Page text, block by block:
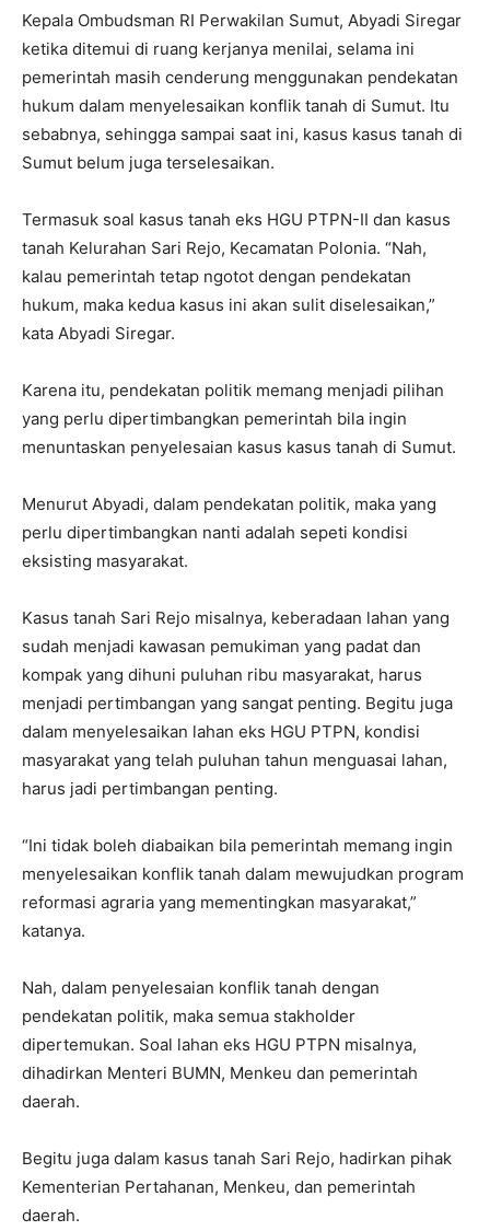
Kepala Ombudsman RI Perwakilan Sumut, Abyadi Siregar
ketika ditemui di ruang kerjanya menilai, selama ini
pemerintah masih cenderung menggunakan pendekatan
hukum dalam menyelesaikan konflik tanah di Sumut. Itu
sebabnya, sehingga sampai saat ini, kasus kasus tanah di
Sumut belum juga terselesaikan.
Termasuk soal kasus tanah eks HGU PTPN-II dan kasus
tanah Kelurahan Sari Rejo, Kecamatan Polonia. “Nah,
kalau pemerintah tetap ngotot dengan pendekatan
hukum, maka kedua kasus ini akan sulit diselesaikan,”
kata Abyadi Siregar.
Karena itu, pendekatan politik memang menjadi pilihan
yang perlu dipertimbangkan pemerintah bila ingin
menuntaskan penyelesaian kasus kasus tanah di Sumut.
Menurut Abyadi, dalam pendekatan politik, maka yang
perlu dipertimbangkan nanti adalah sepeti kondisi
eksisting masyarakat.
Kasus tanah Sari Rejo misalnya, keberadaan lahan yang
sudah menjadi kawasan pemukiman yang padat dan
kompak yang dihuni puluhan ribu masyarakat, harus
menjadi pertimbangan yang sangat penting. Begitu juga
dalam menyelesaikan lahan eks HGU PTPN, kondisi
masyarakat yang telah puluhan tahun menguasai lahan,
harus jadi pertimbangan penting.
“Ini tidak boleh diabaikan bila pemerintah memang ingin
menyelesaikan konflik tanah dalam mewujudkan program
reformasi agraria yang mementingkan masyarakat,”
katanya.
Nah, dalam penyelesaian konflik tanah dengan
pendekatan politik, maka semua stakholder
dipertemukan. Soal lahan eks HGU PTPN misalnya,
dihadirkan Menteri BUMN, Menkeu dan pemerintah
daerah.
Begitu juga dalam kasus tanah Sari Rejo, hadirkan pihak
Kementerian Pertahanan, Menkeu, dan pemerintah
daerah.